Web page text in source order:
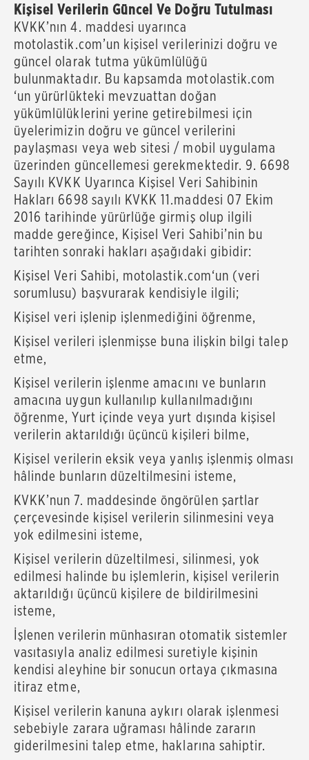
Kişisel Verilerin Güncel Ve Doğru Tutulması
KVKK’nın 4. maddesi uyarınca
motolastik.com’un kişisel verilerinizi doğru ve
güncel olarak tutma yükümlülüğü
bulunmaktadır. Bu kapsamda motolastik.com
‘un yürürlükteki mevzuattan doğan
yükümlülüklerini yerine getirebilmesi için
üyelerimizin doğru ve güncel verilerini
paylaşması veya web sitesi / mobil uygulama
üzerinden güncellemesi gerekmektedir. 9. 6698
Sayılı KVKK Uyarınca Kişisel Veri Sahibinin
Hakları 6698 sayılı KVKK 11.maddesi 07 Ekim
2016 tarihinde yürürlüğe girmiş olup ilgili
madde gereğince, Kişisel Veri Sahibi’nin bu
tarihten sonraki hakları aşağıdaki gibidir:
Kişisel Veri Sahibi, motolastik.com‘un (veri
sorumlusu) başvurarak kendisiyle ilgili;
Kişisel veri işlenip işlenmediğini öğrenme,
Kişisel verileri işlenmişse buna ilişkin bilgi talep
etme,
Kişisel verilerin işlenme amacını ve bunların
amacına uygun kullanılıp kullanılmadığını
öğrenme, Yurt içinde veya yurt dışında kişisel
verilerin aktarıldığı üçüncü kişileri bilme,
Kişisel verilerin eksik veya yanlış işlenmiş olması
hâlinde bunların düzeltilmesini isteme,
KVKK’nun 7. maddesinde öngörülen şartlar
çerçevesinde kişisel verilerin silinmesini veya
yok edilmesini isteme,
Kişisel verilerin düzeltilmesi, silinmesi, yok
edilmesi halinde bu işlemlerin, kişisel verilerin
aktarıldığı üçüncü kişilere de bildirilmesini
isteme,
İşlenen verilerin münhasıran otomatik sistemler
vasıtasıyla analiz edilmesi suretiyle kişinin
kendisi aleyhine bir sonucun ortaya çıkmasına
itiraz etme,
Kişisel verilerin kanuna aykırı olarak işlenmesi
sebebiyle zarara uğraması hâlinde zararın
giderilmesini talep etme, haklarına sahiptir.